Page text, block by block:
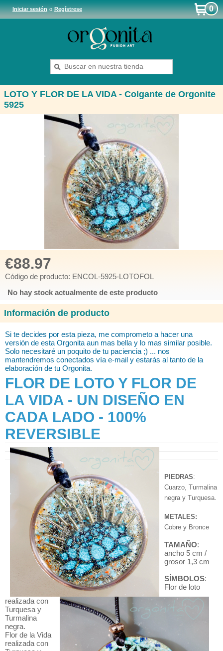
Iniciar sesiónoRegístrese 0
LOTO Y FLOR DE LA VIDA - Colgante de Orgonite
5925
€88.97
Código de producto: ENCOL-5925-LOTOFOL
No hay stock actualmente de este producto
Información de producto
Si te decides por esta pieza, me comprometo a hacer una
versión de esta Orgonita aun mas bella y lo mas similar posible.
Solo necesitaré un poquito de tu paciencia ;) ... nos
mantendremos conectados vía e-mail y estarás al tanto de la
elaboración de tu Orgonita.
FLOR DE LOTO Y FLOR DE
LA VIDA - UN DISEÑO EN
CADA LADO - 100%
REVERSIBLE
PIEDRAS:
Cuarzo, Turmalina
negra y Turquesa.
METALES:
Cobre y Bronce
TAMAÑO:
ancho 5 cm /
grosor 1,3 cm
SÍMBOLOS:
Flor de loto
realizada con
Turquesa y
Turmalina
negra.
Flor de la Vida
realizada con